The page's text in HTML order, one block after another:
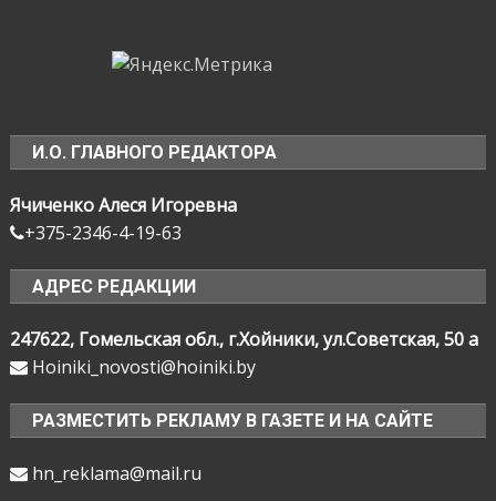
И.О. ГЛАВНОГО РЕДАКТОРА
Ячиченко Алеся Игоревна
+375-2346-4-19-63
АДРЕС РЕДАКЦИИ
247622, Гомельская обл., г.Хойники, ул.Советская, 50 а
Hoiniki_novosti@hoiniki.by
РАЗМЕСТИТЬ РЕКЛАМУ В ГАЗЕТЕ И НА САЙТЕ
hn_reklama@mail.ru